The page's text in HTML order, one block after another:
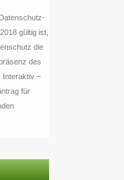
gültig ist,
die
des
Interaktiv –
für